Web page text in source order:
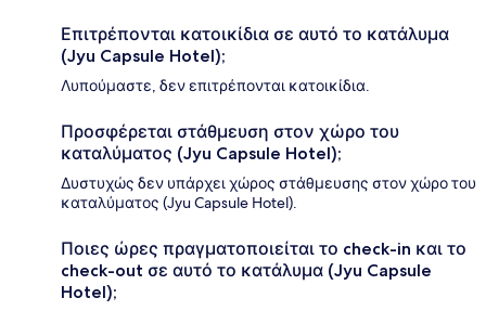
Επιτρέπονται κατοικίδια σε αυτό το κατάλυμα
(Jyu Capsule Hotel);
Λυπούμαστε, δεν επιτρέπονται κατοικίδια.
Προσφέρεται στάθμευση στον χώρο του
καταλύματος (Jyu Capsule Hotel);
Δυστυχώς δεν υπάρχει χώρος στάθμευσης στον χώρο του
καταλύματος (Jyu Capsule Hotel).
Ποιες ώρες πραγματοποιείται το check-in και το
check-out σε αυτό το κατάλυμα (Jyu Capsule
Hotel);